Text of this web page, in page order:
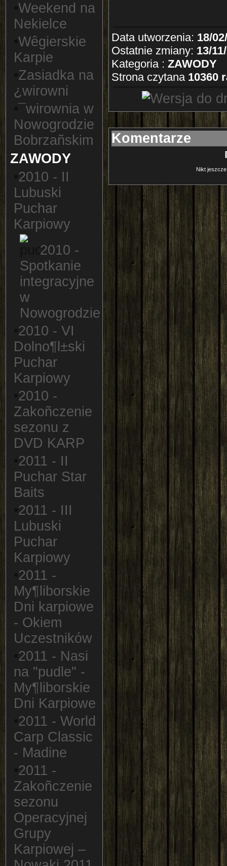
Weekend na
Nekielce
Wêgierskie
Karpie
Zasiadka na
¿wirowni
¯wirownia w
Nowogrodzie
Bobrzañskim
ZAWODY
2010 - II
Lubuski
Puchar
Karpiowy
2010 -
Spotkanie
integracyjne
w
Nowogrodzie
2010 - VI
Dolno¶l±ski
Puchar
Karpiowy
2010 -
Zakoñczenie
sezonu z
DVD KARP
2011 - II
Puchar Star
Baits
2011 - III
Lubuski
Puchar
Karpiowy
2011 -
My¶liborskie
Dni karpiowe
- Okiem
Uczestników
2011 - Nasi
na "pudle" -
My¶liborskie
Dni Karpiowe
2011 - World
Carp Classic
- Madine
2011 -
Zakoñczenie
sezonu
Operacyjnej
Grupy
Karpiowej –
Data utworzenia: 18/
Ostatnie zmiany: 13/
Kategoria : ZAWODY
Strona czytana 10360
Komentarze
Nikt